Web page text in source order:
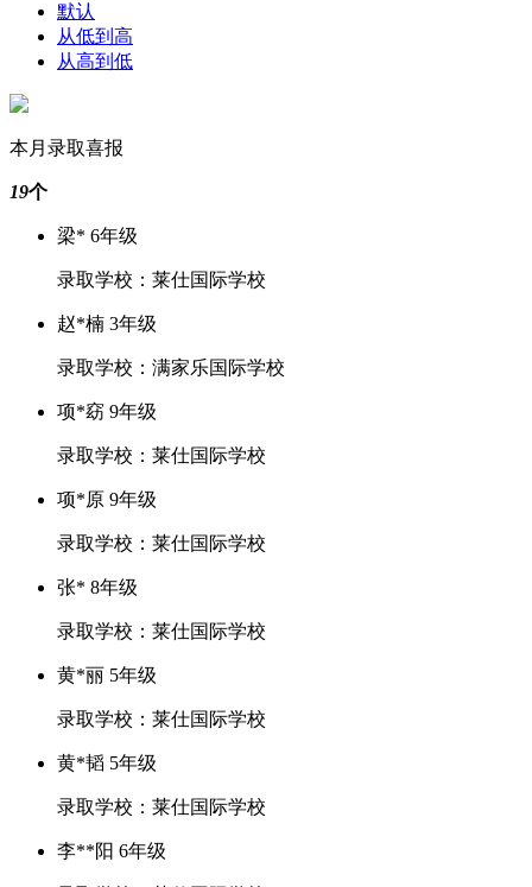
默认
从低到高
从高到低
本月录取喜报
19个
梁* 6年级
录取学校：莱仕国际学校
赵*楠 3年级
录取学校：满家乐国际学校
项*窈 9年级
录取学校：莱仕国际学校
项*原 9年级
录取学校：莱仕国际学校
张* 8年级
录取学校：莱仕国际学校
黄*丽 5年级
录取学校：莱仕国际学校
黄*韬 5年级
录取学校：莱仕国际学校
李**阳 6年级